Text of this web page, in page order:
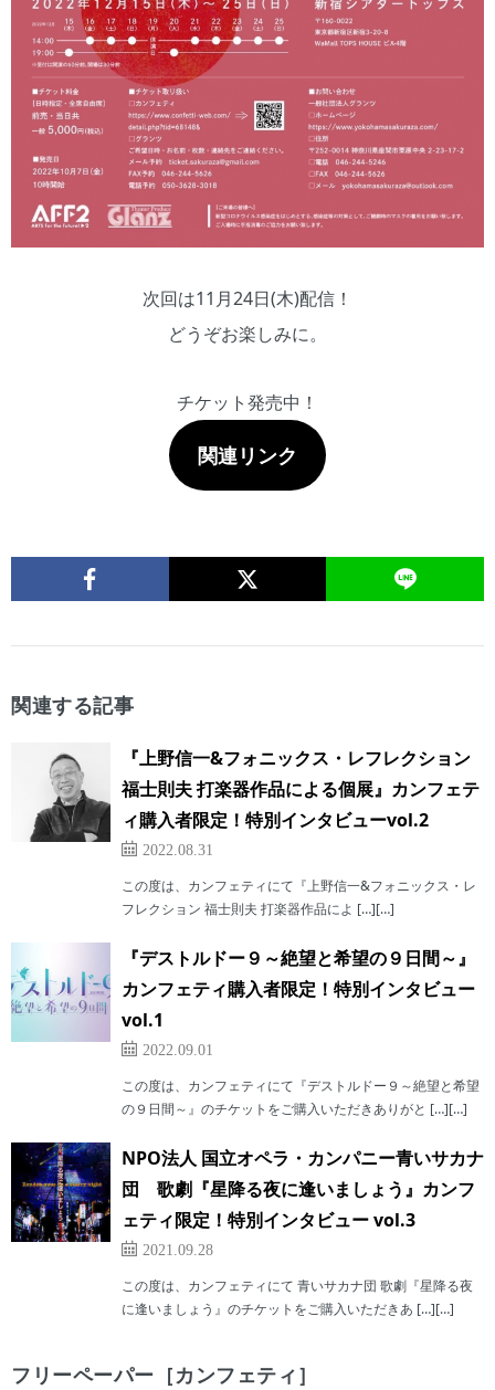
次回は11月24日(木)配信！
どうぞお楽しみに。
チケット発売中！
関連リンク
関連する記事
『上野信一&フォニックス・レフレクション
福士則夫 打楽器作品による個展』カンフェテ
ィ購入者限定！特別インタビューvol.2
2022.08.31
この度は、カンフェティにて『上野信一&フォニックス・レ
フレクション 福士則夫 打楽器作品によ […][…]
『デストルドー９～絶望と希望の９日間～』
カンフェティ購入者限定！特別インタビュー
vol.1
2022.09.01
この度は、カンフェティにて『デストルドー９～絶望と希望
の９日間～』のチケットをご購入いただきありがと […][…]
NPO法人 国立オペラ・カンパニー青いサカナ
団 歌劇『星降る夜に逢いましょう』カンフ
ェティ限定！特別インタビュー vol.3
2021.09.28
この度は、カンフェティにて 青いサカナ団 歌劇『星降る夜
に逢いましょう』のチケットをご購入いただきあ […][…]
フリーペーパー［カンフェティ］